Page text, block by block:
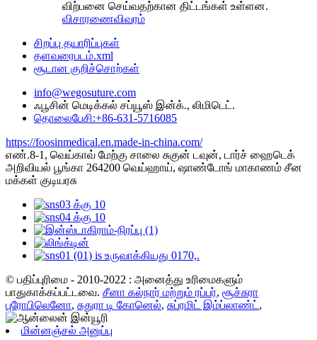
விற்பனை செய்வதற்கான திட்டங்கள் உள்ளன.
விசாரணைவிவரம்
சிறப்பு தயாரிப்புகள்
தளவரைபடம்.xml
சூடான குறிச்சொற்கள்
info@wegosuture.com
ஃபூசின் மெடிக்கல் சப்யூஸ் இன்க்., லிமிடெட்.
தொலைபேசி:+86-631-5716085
https://foosinmedical.en.made-in-china.com/
எண்.8-1, வெய்காவ் மேற்கு சாலை சுகுன் டவுன், டார்ச் ஹைடெக்
அறிவியல் பூங்கா 264200 வெய்ஹாய், ஷாண்டோங் மாகாணம் சீன
மக்கள் குடியரசு
© பதிப்புரிமை - 2010-2022 : அனைத்து உரிமைகளும்
பாதுகாக்கப்பட்டவை. சீனா கல்நார் மற்றும் ரப்பர், சூச்சுரா
புரோபிலெனோ, சுதுரா டி கோனெல், சுப்ரமிட் இம்ப்லாண்ட் ,
மின்னஞ்சல் அனுப்பு